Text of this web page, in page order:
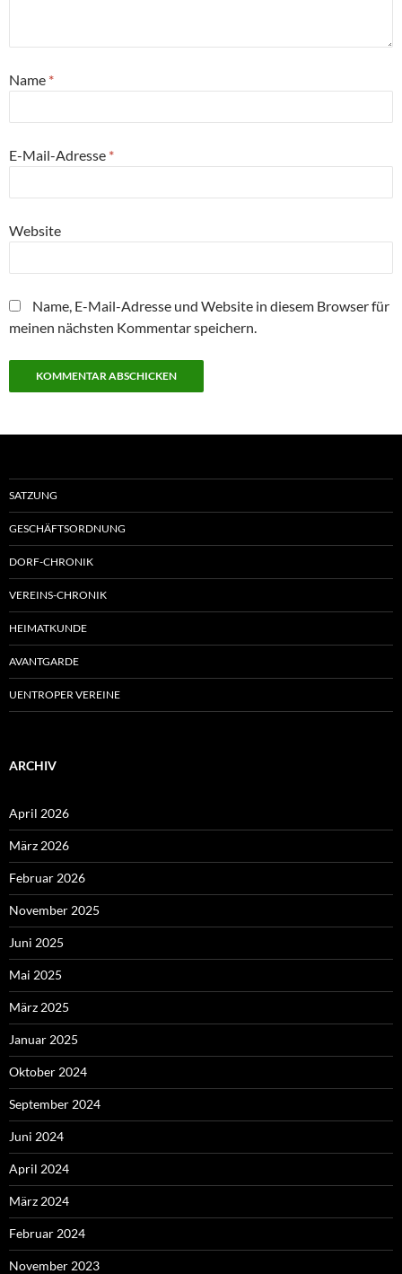
Name *
E-Mail-Adresse *
Website
Name, E-Mail-Adresse und Website in diesem Browser für
meinen nächsten Kommentar speichern.
SATZUNG
GESCHÄFTSORDNUNG
DORF-CHRONIK
VEREINS-CHRONIK
HEIMATKUNDE
AVANTGARDE
UENTROPER VEREINE
ARCHIV
April 2026
März 2026
Februar 2026
November 2025
Juni 2025
Mai 2025
März 2025
Januar 2025
Oktober 2024
September 2024
Juni 2024
April 2024
März 2024
Februar 2024
November 2023